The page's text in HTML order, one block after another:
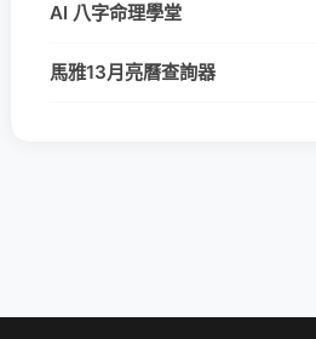
AI 八字命理學堂
馬雅13月亮曆查詢器